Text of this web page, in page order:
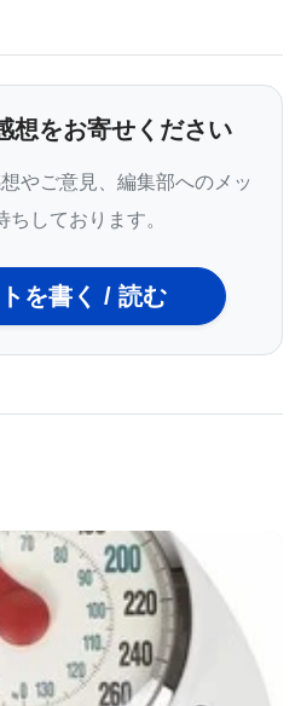
制限する送達の課題に直面
は、ex vivo（体外）アプロ
）での肝臓編集に限られて
のような第一世代のCRISPR
ベクターによる効率的なin
分の1のサイズである新規
。NanoCas™は単一のAAV
逆転写酵素編集、塩基編
編集などの二本鎖切断を伴
機構といった追加ペイロー
スを残しています。
見には、自然界に存在する
的なスクリーニングが必
想をお寄せください
やご意見、編集部へのメッ
ちしております。
を書く / 読む
JP